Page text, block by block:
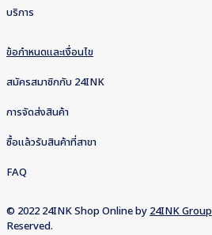
บริการ
ข้อกำหนดและเงื่อนไข
สมัครสมาชิกกับ 24INK
การจัดส่งสินค้า
ซื้อแล้วรับสินค้าที่สาขา
FAQ
© 2022 24INK Shop Online by 24INK Group
Reserved.